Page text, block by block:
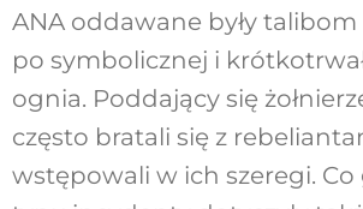
ANA oddawane były
po symbolicznej i
ognia. Poddający się
często bratali się z
wstępowali w ich szeregi. Co